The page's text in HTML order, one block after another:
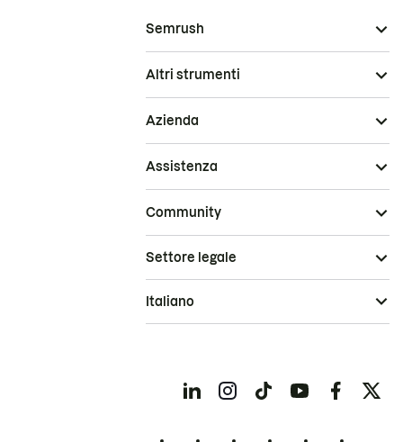
Semrush
Altri strumenti
Azienda
Assistenza
Community
Settore legale
Italiano